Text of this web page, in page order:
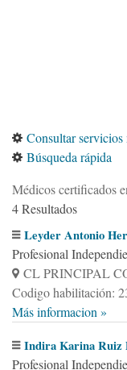
Consultar servicios
Búsqueda rápida
Médicos certificados
4 Resultados
Leyder Antonio
Profesional
CL PRINCIPAL
Codigo habilitación:
Más informacion »
Indira Karina Ruiz
Profesional